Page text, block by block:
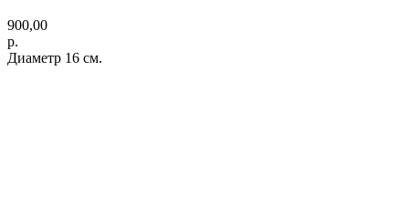
900,00
р.
Диаметр 16 см.